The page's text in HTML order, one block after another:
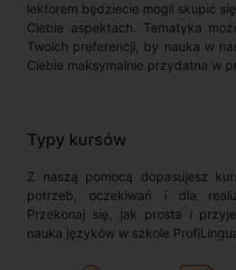
lektorem będziecie mogli skupić
Ciebie aspektach. Tematyka
Twoich preferencji, by nauka w
Ciebie maksymalnie przydatna w
Typy kursów
Z naszą pomocą dopasujesz
potrzeb, oczekiwań i dla
Przekonaj się, jak prosta i
nauka języków w szkole